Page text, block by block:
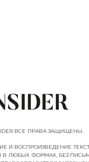
ВСЕ ПРАВА ЗАЩИЩЕНЫ.
И ВОСПРОИЗВЕДЕНИЕ
В ЛЮБЫХ ФОРМАХ, БЕЗ